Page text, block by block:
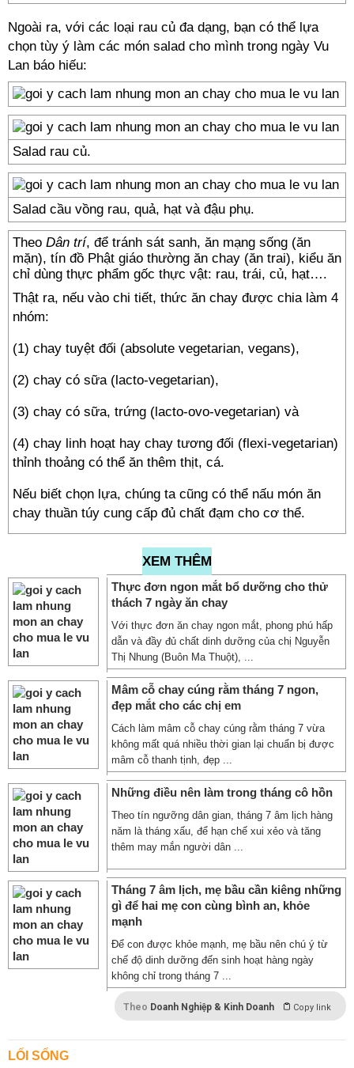
Ngoài ra, với các loại rau củ đa dạng, bạn có thể lựa
chọn tùy ý làm các món salad cho mình trong ngày Vu
Lan báo hiếu:
Salad rau củ.
Salad cầu vồng rau, quả, hạt và đậu phụ.
Theo Dân trí, để tránh sát sanh, ăn mạng sống (ăn
mặn), tín đồ Phật giáo thường ăn chay (ăn trai), kiểu ăn
chỉ dùng thực phẩm gốc thực vật: rau, trái, củ, hạt….
Thật ra, nếu vào chi tiết, thức ăn chay được chia làm 4
nhóm:
(1) chay tuyệt đối (absolute vegetarian, vegans),
(2) chay có sữa (lacto-vegetarian),
(3) chay có sữa, trứng (lacto-ovo-vegetarian) và
(4) chay linh hoạt hay chay tương đối (flexi-vegetarian)
thỉnh thoảng có thể ăn thêm thịt, cá.
Nếu biết chọn lựa, chúng ta cũng có thể nấu món ăn
chay thuần túy cung cấp đủ chất đạm cho cơ thể.
XEM THÊM
Thực đơn ngon mắt bổ dưỡng cho thử
thách 7 ngày ăn chay
Với thực đơn ăn chay ngon mắt, phong phú hấp
dẫn và đầy đủ chất dinh dưỡng của chị Nguyễn
Thị Nhung (Buôn Ma Thuột), ...
Mâm cỗ chay cúng rằm tháng 7 ngon,
đẹp mắt cho các chị em
Cách làm mâm cỗ chay cúng rằm tháng 7 vừa
không mất quá nhiều thời gian lại chuẩn bị được
mâm cỗ thanh tịnh, đẹp ...
Những điều nên làm trong tháng cô hồn
Theo tín ngưỡng dân gian, tháng 7 âm lịch hàng
năm là tháng xấu, để hạn chế xui xẻo và tăng
thêm may mắn người dân ...
Tháng 7 âm lịch, mẹ bầu cần kiêng những
gì để hai mẹ con cùng bình an, khỏe
mạnh
Để con được khỏe mạnh, mẹ bầu nên chú ý từ
chế độ dinh dưỡng đến sinh hoạt hàng ngày
không chỉ trong tháng 7 ...
Theo Doanh Nghiệp & Kinh Doanh Copy link
LỐI SỐNG